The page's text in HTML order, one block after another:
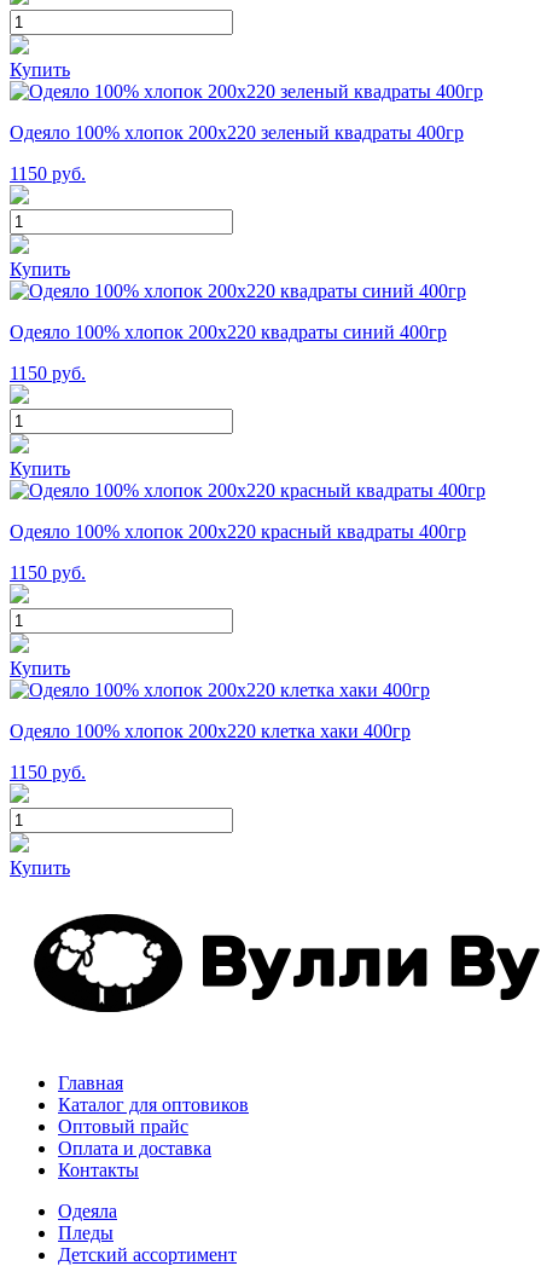
Купить
Одеяло 100% хлопок 200x220 зеленый квадраты 400гр
1150 руб.
Купить
Одеяло 100% хлопок 200x220 квадраты синий 400гр
1150 руб.
Купить
Одеяло 100% хлопок 200x220 красный квадраты 400гр
1150 руб.
Купить
Одеяло 100% хлопок 200x220 клетка хаки 400гр
1150 руб.
Купить
Главная
Каталог для оптовиков
Оптовый прайс
Оплата и доставка
Контакты
Одеяла
Пледы
Детский ассортимент